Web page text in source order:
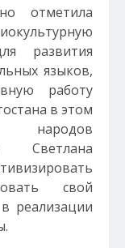
отметила
развития
языков,
работу
в этом
народов
Светлана
свой
реализации